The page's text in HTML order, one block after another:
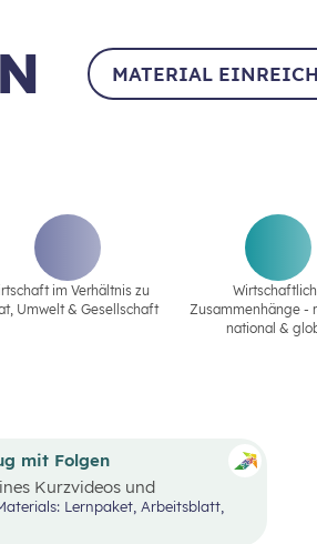
MATERIAL
im Verhältnis zu
Umwelt & Gesellschaft
Zusammenhänge -
national &
mit Folgen
Kurzvideos und
Entscheidungen und
oftmals bereits vor